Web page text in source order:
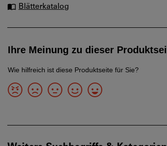
Blätterkatalog